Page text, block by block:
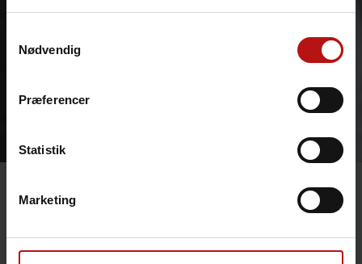
Nødvendig
Præferencer
Statistik
Marketing
Pressehenvendelser